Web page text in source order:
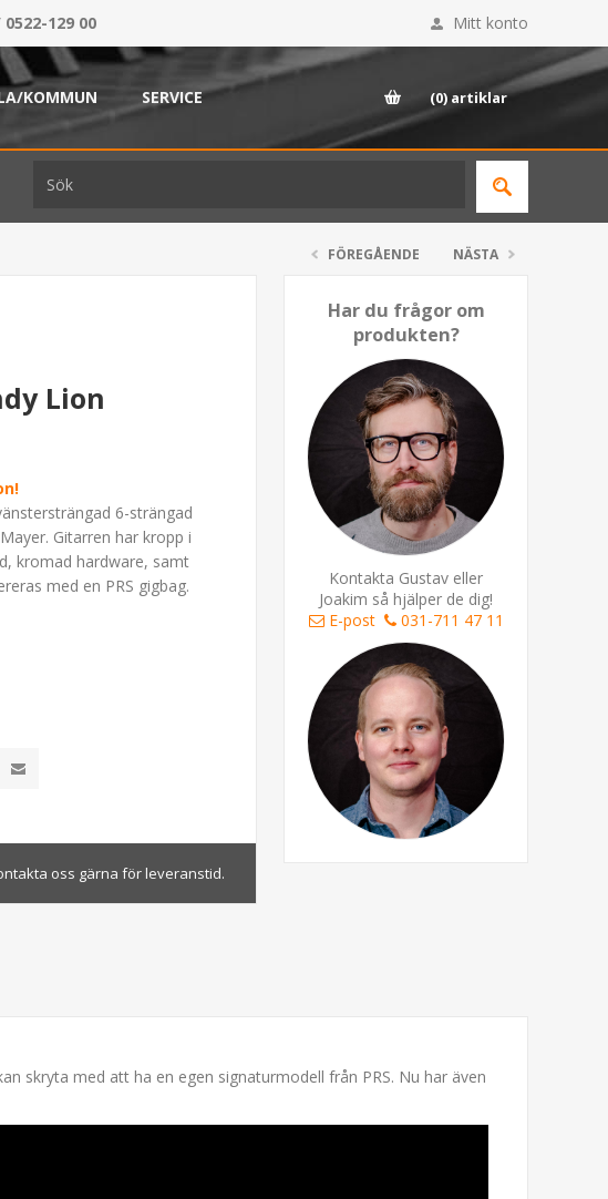
129 00 Mitt konto
KOMMUN SERVICE (0) artiklar
FÖREGÅENDE NÄSTA
Har du frågor om
produkten?
Kontakta Gustav eller
Joakim så hjälper de dig!
E-post
031-711 47 11
Lion
6-strängad
Gitarren har kropp i
kromad hardware, samt
med en PRS gigbag.
oss gärna för leveranstid.
skryta med att ha en egen signaturmodell från PRS. Nu har även